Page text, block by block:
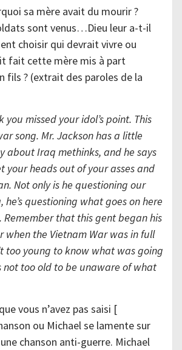
sa mère avait du mourir ?
sont venus…Dieu leur a-t-il
choisir qui devrait vivre ou
fait cette mère mis à part
fils ? (extrait des paroles de la
you missed your idol’s point. This
song. Mr. Jackson has a little
about Iraq methinks, and he says
your heads out of your asses and
Not only is he questioning our
he’s questioning what goes on here
Remember that this gent began his
when the Vietnam War was in full
too young to know what was going
not too old to be unaware of what
vous n’avez pas saisi [
ou Michael se lamente sur
chanson anti-guerre. Michael